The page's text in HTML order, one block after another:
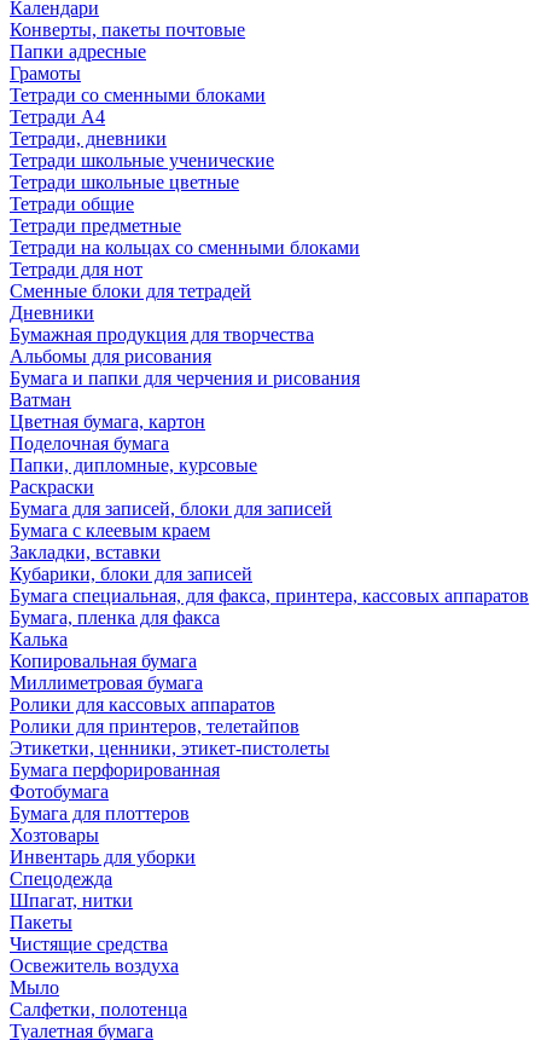
Календари
Конверты, пакеты почтовые
Папки адресные
Грамоты
Тетради со сменными блоками
Тетради А4
Тетради, дневники
Тетради школьные ученические
Тетради школьные цветные
Тетради общие
Тетради предметные
Тетради на кольцах со сменными блоками
Тетради для нот
Сменные блоки для тетрадей
Дневники
Бумажная продукция для творчества
Альбомы для рисования
Бумага и папки для черчения и рисования
Ватман
Цветная бумага, картон
Поделочная бумага
Папки, дипломные, курсовые
Раскраски
Бумага для записей, блоки для записей
Бумага с клеевым краем
Закладки, вставки
Кубарики, блоки для записей
Бумага специальная, для факса, принтера, кассовых аппаратов
Бумага, пленка для факса
Калька
Копировальная бумага
Миллиметровая бумага
Ролики для кассовых аппаратов
Ролики для принтеров, телетайпов
Этикетки, ценники, этикет-пистолеты
Бумага перфорированная
Фотобумага
Бумага для плоттеров
Хозтовары
Инвентарь для уборки
Спецодежда
Шпагат, нитки
Пакеты
Чистящие средства
Освежитель воздуха
Мыло
Салфетки, полотенца
Туалетная бумага